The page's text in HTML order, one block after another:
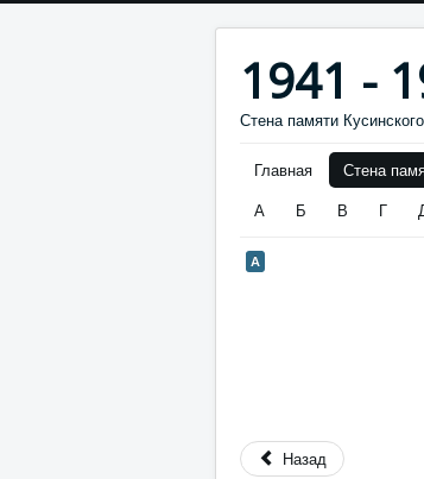
1941 -
Стена памяти
Главная Стена
А
Б В Г
А
Назад